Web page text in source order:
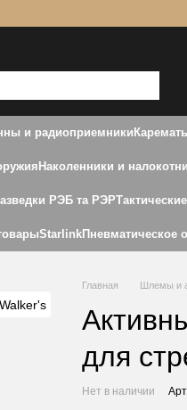
и радиоприемники
Наколенники и
РЭБ та РЭР
StarlinkПневматическое
Главная Шлемы и
для
Нет в наличии